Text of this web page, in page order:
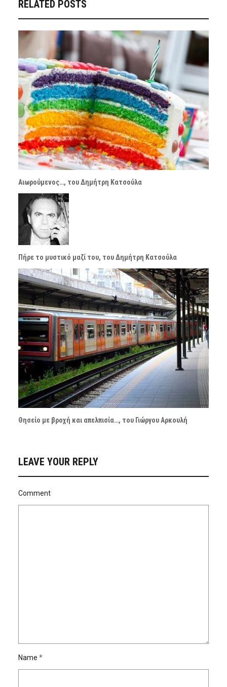
RELATED POSTS
Αιωρούμενος…, του Δημήτρη Κατσούλα
Πήρε το μυστικό μαζί του, του Δημήτρη Κατσούλα
Θησείο με βροχή και απελπισία…, του Γιώργου Αρκουλή
LEAVE YOUR REPLY
Comment
Name *